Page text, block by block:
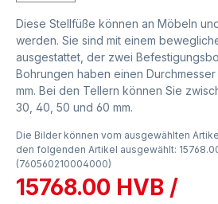
Diese Stellfüße können an Möbeln
werden. Sie sind mit einem
ausgestattet, der zwei
Bohrungen haben einen
mm. Bei den Tellern können Sie
30, 40, 50 und 60 mm.
Die Bilder können vom ausgewählten
den folgenden Artikel ausgewählt:
(760560210004000)
15768.00 HVB /